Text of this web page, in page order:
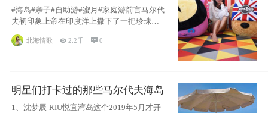
#海岛#亲子#自助游#蜜月#家庭游前言马尔代
夫初印象上帝在印度洋上撒下了一把珍珠，
北海情歌 2.2千 0
明星们打卡过的那些马尔代夫海岛
1、沈梦辰-RIU悦宜湾岛这个2019年5月才开